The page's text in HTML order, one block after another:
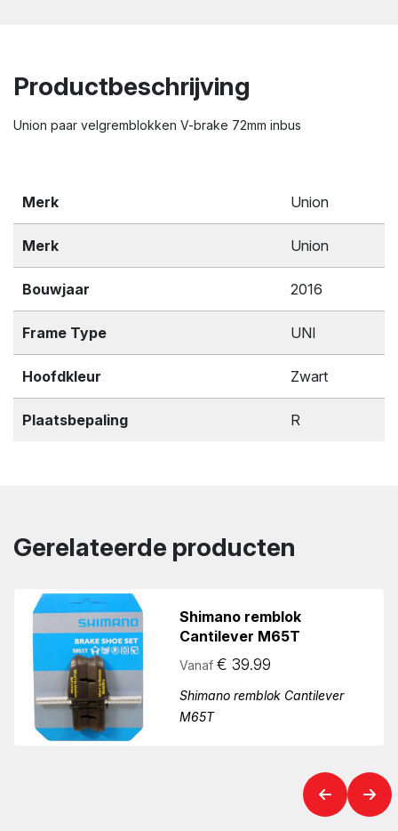
Productbeschrijving
Union paar velgremblokken V-brake 72mm inbus
Merk Union
Merk Union
Bouwjaar 2016
Frame Type UNI
Hoofdkleur Zwart
Plaatsbepaling R
Gerelateerde producten
Shimano remblok
Cantilever M65T
Vanaf € 39.99
Shimano remblok Cantilever
M65T